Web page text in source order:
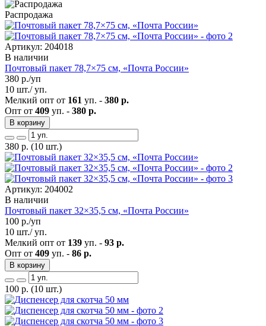
Распродажа
Артикул: 204018
В наличии
Почтовый пакет 78,7×75 см, «Почта России»
380 р./уп
10 шт./ уп.
Мелкий опт от 161 уп. - 380 р.
Опт от 409 уп. - 380 р.
В корзину
380 р. (10 шт.)
Артикул: 204002
В наличии
Почтовый пакет 32×35,5 см, «Почта России»
100 р./уп
10 шт./ уп.
Мелкий опт от 139 уп. - 93 р.
Опт от 409 уп. - 86 р.
В корзину
100 р. (10 шт.)